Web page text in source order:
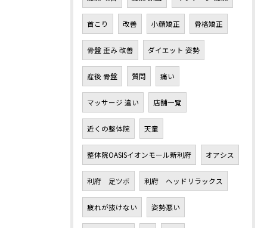
首こり 改善 小顔矯正 骨格矯正
骨盤 歪み 改善 ダイエット 姿勢
産後 骨盤 質問 痛い
マッサージ 違い 店舗一覧
近くの整体院 天童
整体院OASISイオンモール新利府 オアシス
利府 足ツボ 利府 ヘッドリラックス
疲れが抜けない 姿勢悪い